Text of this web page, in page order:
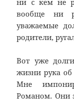
ни с кем не
вообще ни
уважаемые
родители,
Вот уже
жизни рука об
Мне
Романом. Они